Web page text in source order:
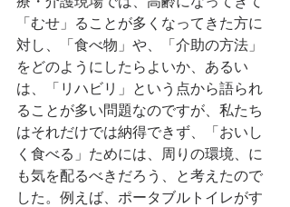
「むせ」ることが多くなってきた方に
対し、「食べ物」や、「介助の方法」
をどのようにしたらよいか、あるい
は、「リハビリ」という点から語られ
ることが多い問題なのですが、私たち
はそれだけでは納得できず、「おいし
く食べる」ためには、周りの環境、に
も気を配るべきだろう、と考えたので
した。例えば、ポータブルトイレがす